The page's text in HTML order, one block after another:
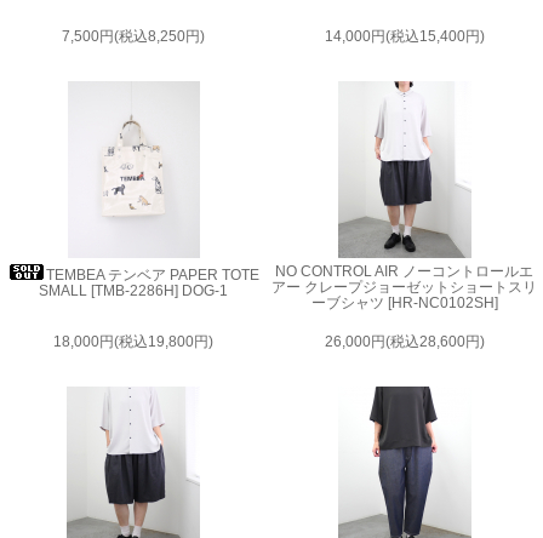
7,500円(税込8,250円) 14,000円(税込15,400円)
TEMBEA テンベア PAPER TOTE
SMALL [TMB-2286H] DOG-1
18,000円(税込19,800円)
NO CONTROL AIR ノーコントロールエ
アー クレープジョーゼットショートスリ
ーブシャツ [HR-NC0102SH]
26,000円(税込28,600円)